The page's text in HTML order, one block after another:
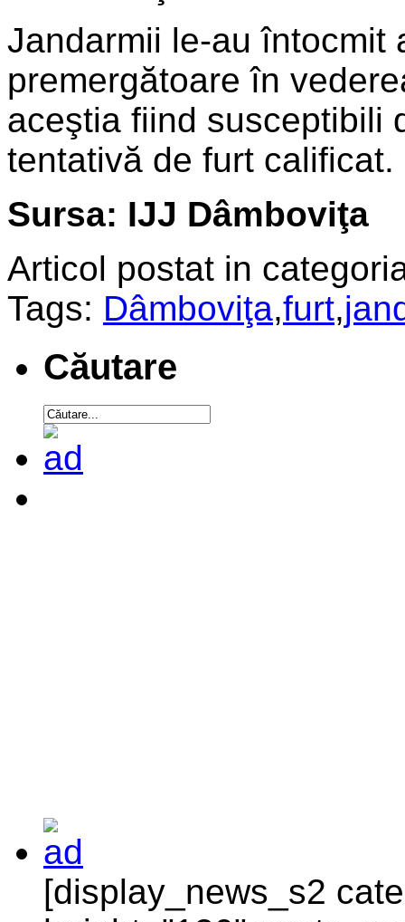
Jandarmii le-au întocmit
premergătoare în
aceştia fiind susceptibili
tentativă de furt calificat.
Sursa: IJJ Dâmboviţa
Articol postat in
Tags: Dâmboviţa,furt,
Căutare
[display_news_s2